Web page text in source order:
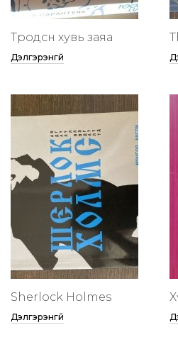
Төөрөодсөн хувь заяа
Дэлгэрэнгүй
Sherlock Holmes
Дэлгэрэнгүй